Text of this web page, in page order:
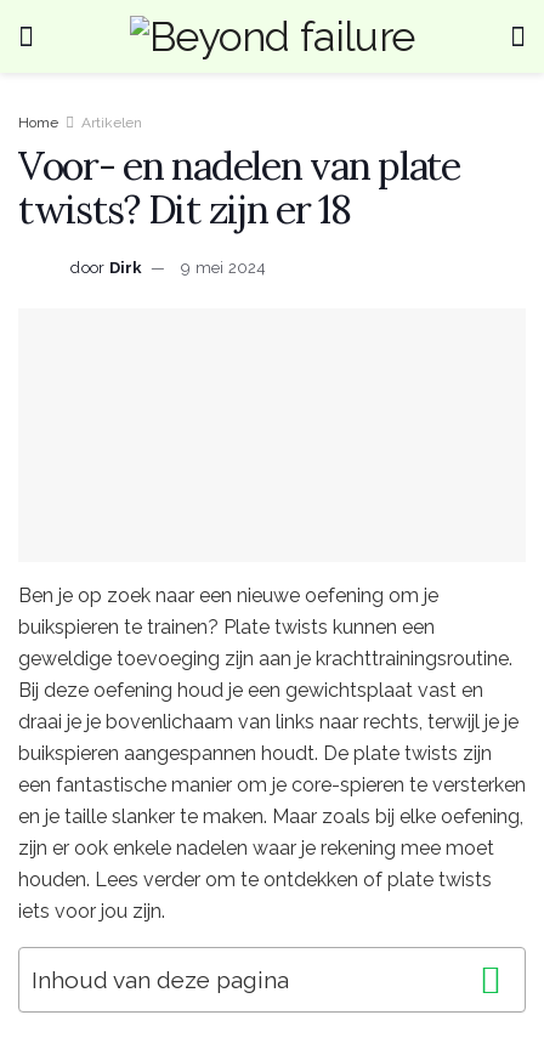
Home Artikelen
Voor- en nadelen van plate
twists? Dit zijn er 18
door Dirk 9 mei 2024
Ben je op zoek naar een nieuwe oefening om je
buikspieren te trainen? Plate twists kunnen een
geweldige toevoeging zijn aan je krachttrainingsroutine.
Bij deze oefening houd je een gewichtsplaat vast en
draai je je bovenlichaam van links naar rechts, terwijl je je
buikspieren aangespannen houdt. De plate twists zijn
een fantastische manier om je core-spieren te versterken
en je taille slanker te maken. Maar zoals bij elke oefening,
zijn er ook enkele nadelen waar je rekening mee moet
houden. Lees verder om te ontdekken of plate twists
iets voor jou zijn.
Inhoud van deze pagina